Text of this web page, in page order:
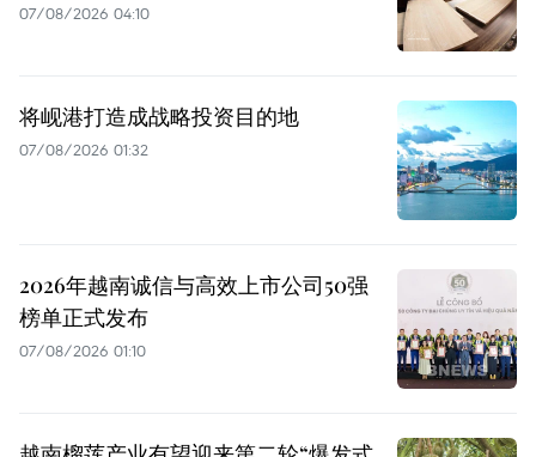
07/08/2026 04:10
将岘港打造成战略投资目的地
07/08/2026 01:32
2026年越南诚信与高效上市公司50强
榜单正式发布
07/08/2026 01:10